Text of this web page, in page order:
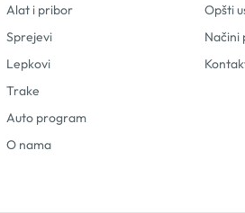
Alat i pribor
Sprejevi
Lepkovi
Trake
Auto program
O nama
Opšti
Načini